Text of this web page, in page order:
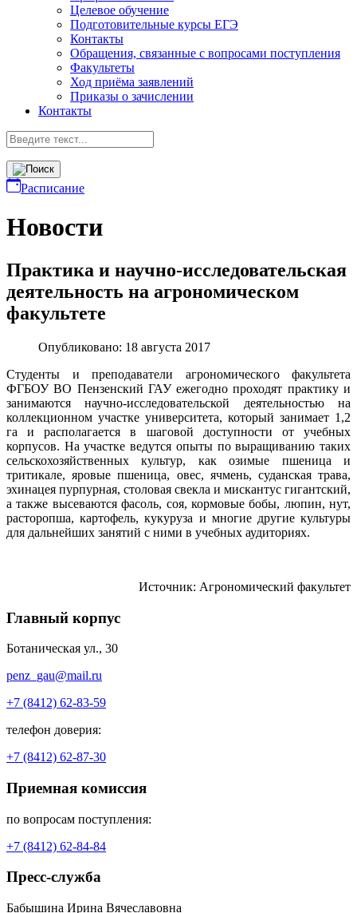
Целевое обучение
Подготовительные курсы ЕГЭ
Контакты
Обращения, связанные с вопросами поступления
Факультеты
Ход приёма заявлений
Приказы о зачислении
Контакты
Расписание
Новости
Практика и научно-исследовательская
деятельность на агрономическом
факультете
Опубликовано: 18 августа 2017
Студенты и преподаватели агрономического факультета
ФГБОУ ВО Пензенский ГАУ ежегодно проходят практику и
занимаются научно-исследовательской деятельностью на
коллекционном участке университета, который занимает 1,2
га и располагается в шаговой доступности от учебных
корпусов. На участке ведутся опыты по выращиванию таких
сельскохозяйственных культур, как озимые пшеница и
тритикале, яровые пшеница, овес, ячмень, суданская трава,
эхинацея пурпурная, столовая свекла и мискантус гигантский,
а также высеваются фасоль, соя, кормовые бобы, люпин, нут,
расторопша, картофель, кукуруза и многие другие культуры
для дальнейших занятий с ними в учебных аудиториях.
Источник: Агрономический факультет
Главный корпус
Ботаническая ул., 30
penz_gau@mail.ru
+7 (8412) 62-83-59
телефон доверия:
+7 (8412) 62-87-30
Приемная комиссия
по вопросам поступления:
+7 (8412) 62-84-84
Пресс-служба
Бабышина Ирина Вячеславовна